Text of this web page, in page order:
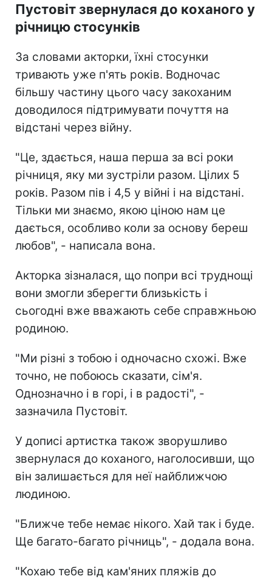
Пустовіт звернулася до коханого у
річницю стосунків
За словами акторки, їхні стосунки
тривають уже п'ять років. Водночас
більшу частину цього часу закоханим
доводилося підтримувати почуття на
відстані через війну.
"Це, здається, наша перша за всі роки
річниця, яку ми зустріли разом. Цілих 5
років. Разом пів і 4,5 у війні і на відстані.
Тільки ми знаємо, якою ціною нам це
дається, особливо коли за основу береш
любов", - написала вона.
Акторка зізналася, що попри всі труднощі
вони змогли зберегти близькість і
сьогодні вже вважають себе справжньою
родиною.
"Ми різні з тобою і одночасно схожі. Вже
точно, не побоюсь сказати, сім'я.
Однозначно і в горі, і в радості", -
зазначила Пустовіт.
У дописі артистка також зворушливо
звернулася до коханого, наголосивши, що
він залишається для неї найближчою
людиною.
"Ближче тебе немає нікого. Хай так і буде.
Ще багато-багато річниць", - додала вона.
"Кохаю тебе від кам'яних пляжів до